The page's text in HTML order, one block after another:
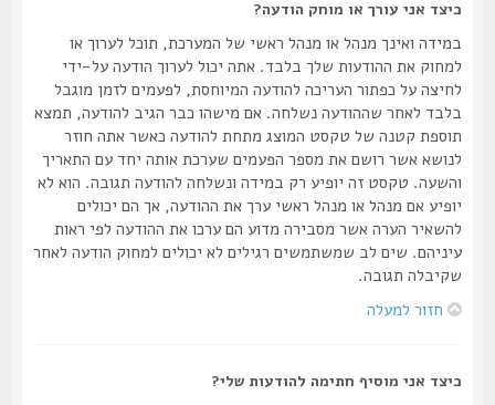
כיצד אני עורך או מוחק הודעה?
במידה ואינך מנהל או מנהל ראשי של המערכת, תוכל לערוך או
למחוק את ההודעות שלך בלבד. אתה יכול לערוך הודעה על-ידי
לחיצה על כפתור העריכה להודעה המיוחסת, לפעמים לזמן מוגבל
בלבד לאחר שההודעה נשלחה. אם מישהו כבר הגיב להודעה, תמצא
תוספת קטנה של טקסט המוצג מתחת להודעה כאשר אתה חוזר
לנושא אשר רושם את מספר הפעמים שערכת אותה יחד עם התאריך
והשעה. טקסט זה יופיע רק במידה ונשלחה להודעה תגובה. הוא לא
יופיע אם מנהל או מנהל ראשי ערך את ההודעה, אך הם יכולים
להשאיר הערה אשר מסבירה מדוע הם ערכו את ההודעה לפי ראות
עיניהם. שים לב שמשתמשים רגילים לא יכולים למחוק הודעה לאחר
שקיבלה תגובה.
חזור למעלה
כיצד אני מוסיף חתימה להודעות שלי?